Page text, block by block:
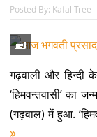
Posted By: Kafal Tree
गढ़वाली और हिन्दी
‘हिमवन्तवासी’ का
(गढ़वाल) में हुआ.